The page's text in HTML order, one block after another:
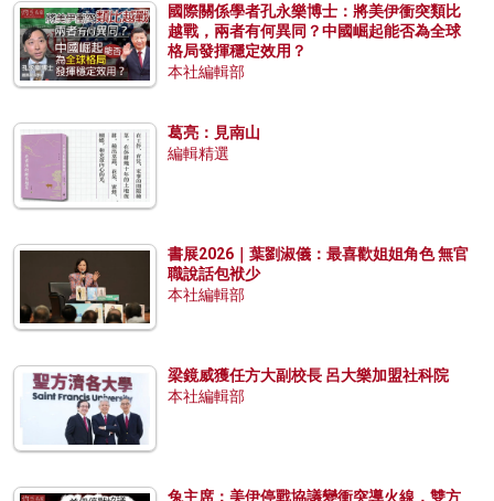
國際關係學者孔永樂博士：將美伊衝突類比
越戰，兩者有何異同？中國崛起能否為全球
格局發揮穩定效用？
本社編輯部
葛亮：見南山
編輯精選
書展2026｜葉劉淑儀：最喜歡姐姐角色 無官
職說話包袱少
本社編輯部
梁鏡威獲任方大副校長 呂大樂加盟社科院
本社編輯部
兔主席：美伊停戰協議變衝突導火線，雙方